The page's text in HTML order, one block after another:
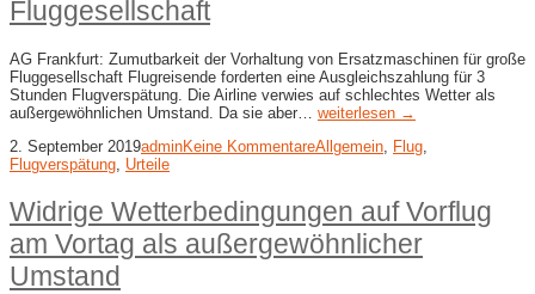
Fluggesellschaft
AG Frankfurt: Zumutbarkeit der Vorhaltung von Ersatzmaschinen für große
Fluggesellschaft Flugreisende forderten eine Ausgleichszahlung für 3
Stunden Flugverspätung. Die Airline verwies auf schlechtes Wetter als
außergewöhnlichen Umstand. Da sie aber… weiterlesen →
2. September 2019adminKeine KommentareAllgemein, Flug,
Flugverspätung, Urteile
Widrige Wetterbedingungen auf Vorflug
am Vortag als außergewöhnlicher
Umstand